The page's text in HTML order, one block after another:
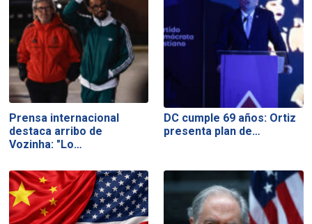
Prensa internacional
destaca arribo de
Vozinha: "Lo…
DC cumple 69 años: Ortiz
presenta plan de…